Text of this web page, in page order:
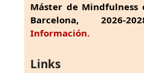
Máster de Mindfulness
Barcelona, 2026-
Información.
Links